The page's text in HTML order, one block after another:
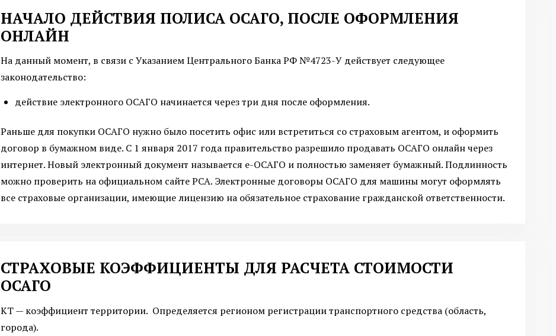
НАЧАЛО ДЕЙСТВИЯ ПОЛИСА ОСАГО, ПОСЛЕ ОФОРМЛЕНИЯ
ОНЛАЙН
На данный момент, в связи с Указанием Центрального Банка РФ №4723-У действует следующее
законодательство:
действие электронного ОСАГО начинается через три дня после оформления.
Раньше для покупки ОСАГО нужно было посетить офис или встретиться со страховым агентом, и оформить
договор в бумажном виде. С 1 января 2017 года правительство разрешило продавать ОСАГО онлайн через
интернет. Новый электронный документ называется е-ОСАГО и полностью заменяет бумажный. Подлинность
можно проверить на официальном сайте РСА. Электронные договоры ОСАГО для машины могут оформлять
все страховые организации, имеющие лицензию на обязательное страхование гражданской ответственности.
СТРАХОВЫЕ КОЭФФИЦИЕНТЫ ДЛЯ РАСЧЕТА СТОИМОСТИ
ОСАГО
КТ — коэффициент территории. Определяется регионом регистрации транспортного средства (область,
города).